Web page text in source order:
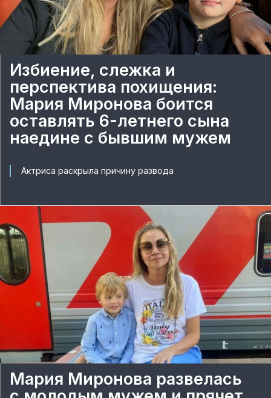
Избиение, слежка и
перспектива похищения:
Мария Миронова боится
оставлять 6-летнего сына
наедине с бывшим мужем
Актриса раскрыла причину развода
Мария Миронова развелась